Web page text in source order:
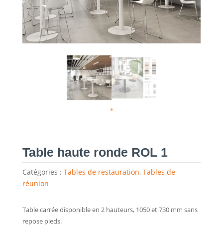
Table haute ronde ROL 1
Catégories : Tables de restauration, Tables de
réunion
Table carrée disponible en 2 hauteurs, 1050 et 730 mm sans
repose pieds.